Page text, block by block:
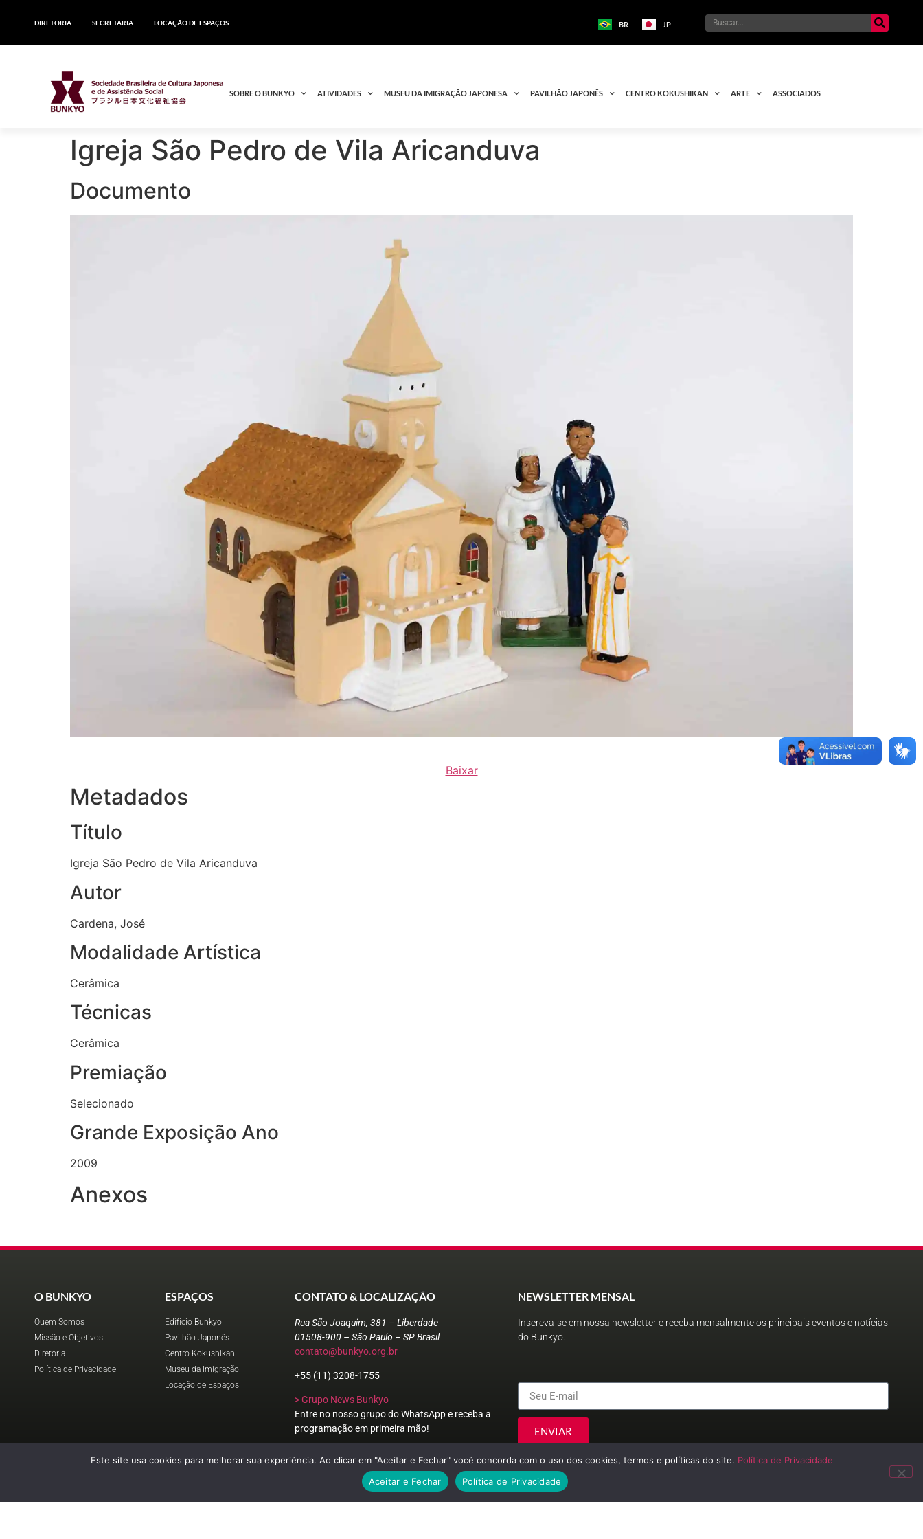
DIRETORIA SECRETARIA LOCAÇÃO DE ESPAÇOS BR JP
SOBRE O BUNKYO ATIVIDADES MUSEU DA IMIGRAÇÃO JAPONESA PAVILHÃO JAPONÊS CENTRO KOKUSHIKAN ARTE ASSOCIADOS
Igreja São Pedro de Vila Aricanduva
Documento
Baixar
Metadados
Título
Igreja São Pedro de Vila Aricanduva
Autor
Cardena, José
Modalidade Artística
Cerâmica
Técnicas
Cerâmica
Premiação
Selecionado
Grande Exposição Ano
2009
Anexos
O BUNKYO
Quem Somos
Missão e Objetivos
Diretoria
Política de Privacidade
ESPAÇOS
Edifício Bunkyo
Pavilhão Japonês
Centro Kokushikan
Museu da Imigração
Locação de Espaços
CONTATO & LOCALIZAÇÃO
Rua São Joaquim, 381 – Liberdade
01508-900 – São Paulo – SP Brasil
contato@bunkyo.org.br
+55 (11) 3208-1755
> Grupo News Bunkyo
Entre no nosso grupo do WhatsApp e receba a
programação em primeira mão!
NEWSLETTER MENSAL
Inscreva-se em nossa newsletter e receba mensalmente os principais eventos e notícias
do Bunkyo.
ENVIAR
Este site usa cookies para melhorar sua experiência. Ao clicar em "Aceitar e Fechar" você concorda com o uso dos cookies, termos e políticas do site. Política de Privacidade
Aceitar e Fechar
Política de Privacidade